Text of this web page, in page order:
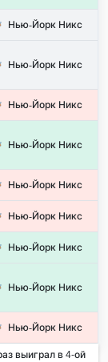
Нью-Йорк Никс
Нью-Йорк Никс
Нью-Йорк Никс
Нью-Йорк Никс
Нью-Йорк Никс
Нью-Йорк Никс
Нью-Йорк Никс
Нью-Йорк Никс
Нью-Йорк Никс
выиграл в 4-ой